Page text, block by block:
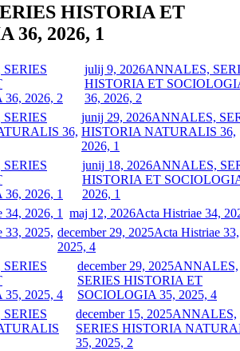
HISTORIA ET
36, 2026, 1
julij 9, 2026ANNALES,
HISTORIA ET
36, 2026, 2
junij 29, 2026ANNALES,
HISTORIA NATURALIS 36,
2026, 1
junij 18, 2026ANNALES,
HISTORIA ET
2026, 1
maj 12, 2026Acta Histriae 34,
december 29, 2025Acta Histriae 33,
2025, 4
december 29, 2025ANNALES,
SERIES HISTORIA ET
SOCIOLOGIA 35, 2025, 4
december 15, 2025ANNALES,
SERIES HISTORIA
35, 2025, 2